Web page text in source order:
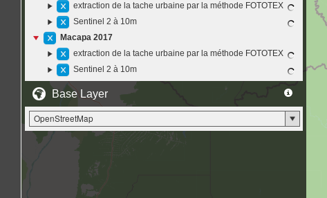
extraction de la tache urbaine par la méthode FOTOTEX
Sentinel 2 à 10m
Macapa 2017
extraction de la tache urbaine par la méthode FOTOTEX
Sentinel 2 à 10m
Base Layer